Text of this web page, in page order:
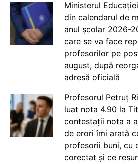
Ministerul
din calendarul de
anul școlar 2026-
care se va face
profesorilor pe
august, după
adresă oficială
Profesorul Petruț
luat nota 4.90 la
contestații nota a
de erori îmi arată
profesorii buni, cu
corectat și ce